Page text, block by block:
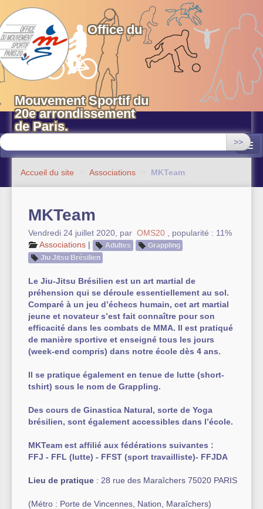
OMS 20 Paris
Office du
Mouvement Sportif du
20e arrondissement
de Paris.
>>
Equipements sportifs municipaux
OMS 20
Evénements
Actualités
Autre équipement sportif
Actualités des associations
Accueil du site > Associations > MKTeam
MKTeam
Vendredi 24 juillet 2020 par OMS20
popularité : 11%
Associations | Adultes
Grappling
Jiu Jitsu Brésilien
Le Jiu-Jitsu Brésilien est un art martial de
préhension qui se déroule essentiellement au sol.
Comparé à un jeu d’échecs humain, cet art martial
jeune et novateur s’est fait connaître pour son
efficacité dans les combats de MMA. Il est pratiqué
de manière sportive et enseigné tous les jours
(week-end compris) dans notre école dès 4 ans.
Il se pratique également en tenue de lutte (short-
tshirt) sous le nom de Grappling.
Des cours de Ginastica Natural, sorte de Yoga
brésilien, sont également accessibles dans l’école.
MKTeam est affilié aux fédérations suivantes :
FFJ - FFL (lutte) - FFST (sport travailliste)- FFJDA
Lieu de pratique : 28 rue des Maraîchers 75020 PARIS
(Métro : Porte de Vincennes, Nation, Maraîchers)